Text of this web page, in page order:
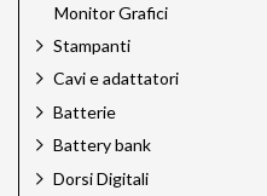
Monitor Grafici
Stampanti
Cavi e adattatori
Batterie
Battery bank
Dorsi Digitali